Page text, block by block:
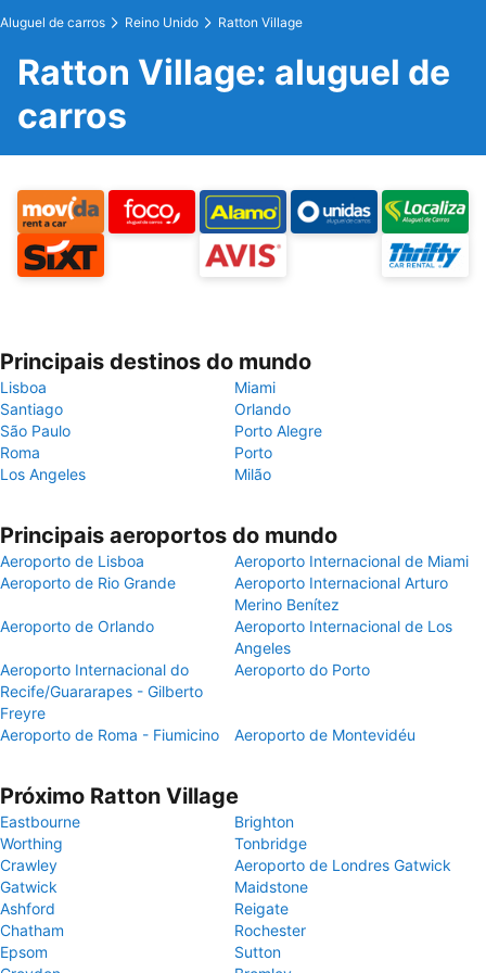
Aluguel de carros Reino Unido Ratton Village
Ratton Village: aluguel de
carros
Principais destinos do mundo
Lisboa
Miami
Santiago
Orlando
São Paulo
Porto Alegre
Roma
Porto
Los Angeles
Milão
Principais aeroportos do mundo
Aeroporto de Lisboa
Aeroporto Internacional de Miami
Aeroporto de Rio Grande
Aeroporto Internacional Arturo
Merino Benítez
Aeroporto de Orlando
Aeroporto Internacional de Los
Angeles
Aeroporto Internacional do
Recife/Guararapes - Gilberto
Freyre
Aeroporto do Porto
Aeroporto de Roma - Fiumicino Aeroporto de Montevidéu
Próximo Ratton Village
Eastbourne
Brighton
Worthing
Tonbridge
Crawley
Aeroporto de Londres Gatwick
Gatwick
Maidstone
Ashford
Reigate
Chatham
Rochester
Epsom
Sutton